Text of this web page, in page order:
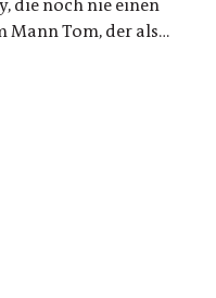
die noch nie einen
Mann Tom, der als